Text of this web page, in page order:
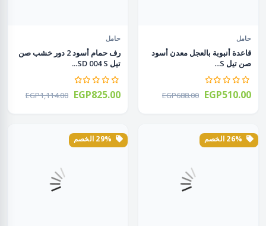
حامل
قاعدة أنبوبة بالعجل معدن أسود
صن تيل S...
EGP688.00 EGP510.00
حامل
رف حمام أسود 2 دور خشب صن
تيل SD 004 S...
EGP1,114.00 EGP825.00